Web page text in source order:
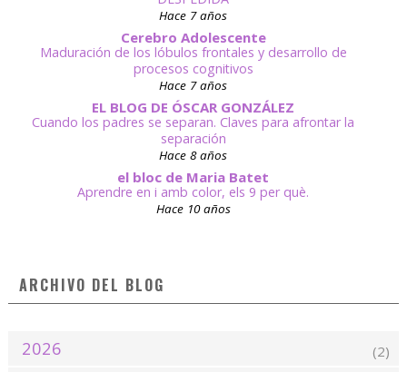
Hace 7 años
Cerebro Adolescente
Maduración de los lóbulos frontales y desarrollo de
procesos cognitivos
Hace 7 años
EL BLOG DE ÓSCAR GONZÁLEZ
Cuando los padres se separan. Claves para afrontar la
separación
Hace 8 años
el bloc de Maria Batet
Aprendre en i amb color, els 9 per què.
Hace 10 años
ARCHIVO DEL BLOG
2026 (2)